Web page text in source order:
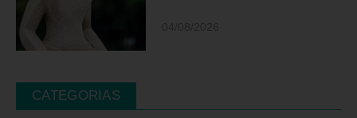
CATEGORIAS